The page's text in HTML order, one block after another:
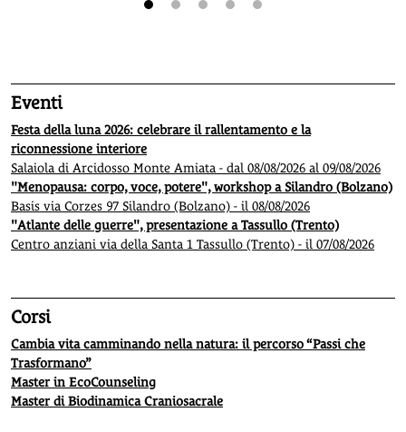
Eventi
Festa della luna 2026: celebrare il rallentamento e la
riconnessione interiore
Salaiola di Arcidosso Monte Amiata - dal 08/08/2026 al 09/08/2026
"Menopausa: corpo, voce, potere", workshop a Silandro (Bolzano)
Basis via Corzes 97 Silandro (Bolzano) - il 08/08/2026
"Atlante delle guerre", presentazione a Tassullo (Trento)
Centro anziani via della Santa 1 Tassullo (Trento) - il 07/08/2026
Corsi
Cambia vita camminando nella natura: il percorso “Passi che
Trasformano”
Master in EcoCounseling
Master di Biodinamica Craniosacrale